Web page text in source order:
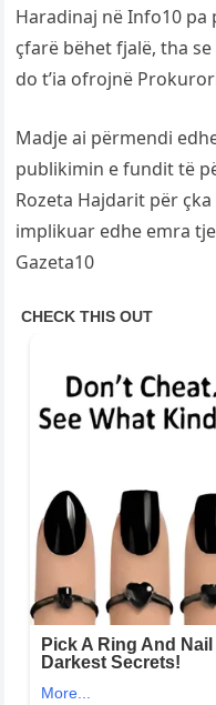
Haradinaj në Info10
çfarë bëhet fjalë, tha
do t’ia ofrojnë
Madje ai përmendi
publikimin e fundit të
Rozeta Hajdarit për
implikuar edhe emra
Gazeta10